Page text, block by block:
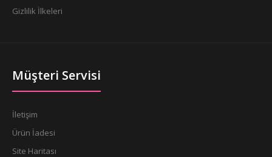
Gizlilik İlkeleri
Müşteri Servisi
İletişim
Ürün İadesi
Site Haritası